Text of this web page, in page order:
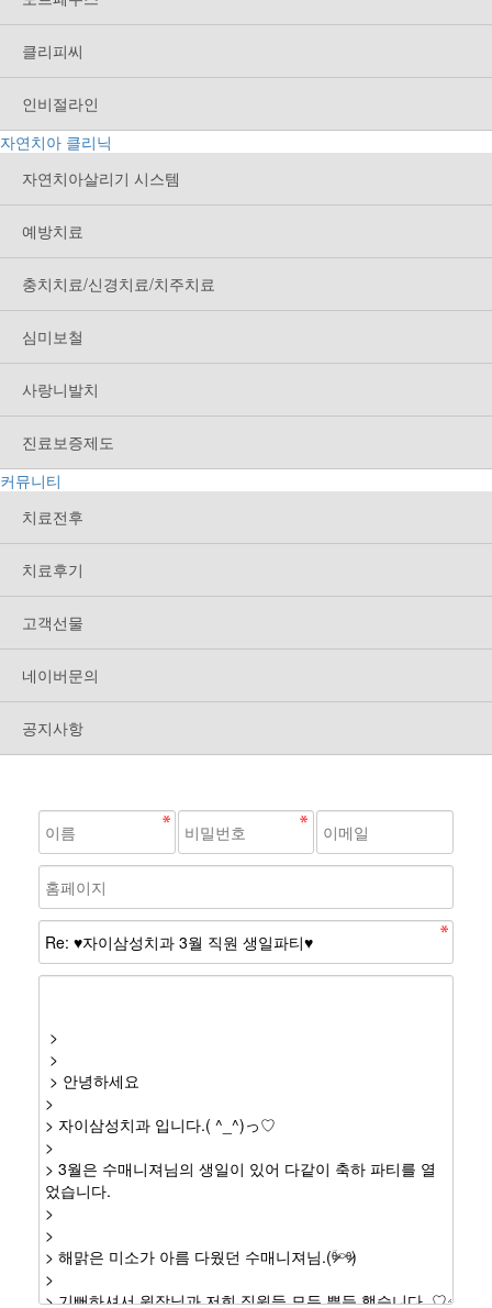
클리피씨
인비절라인
자연치아 클리닉
자연치아살리기 시스템
예방치료
충치치료/신경치료/치주치료
심미보철
사랑니발치
진료보증제도
커뮤니티
치료전후
치료후기
고객선물
네이버문의
공지사항